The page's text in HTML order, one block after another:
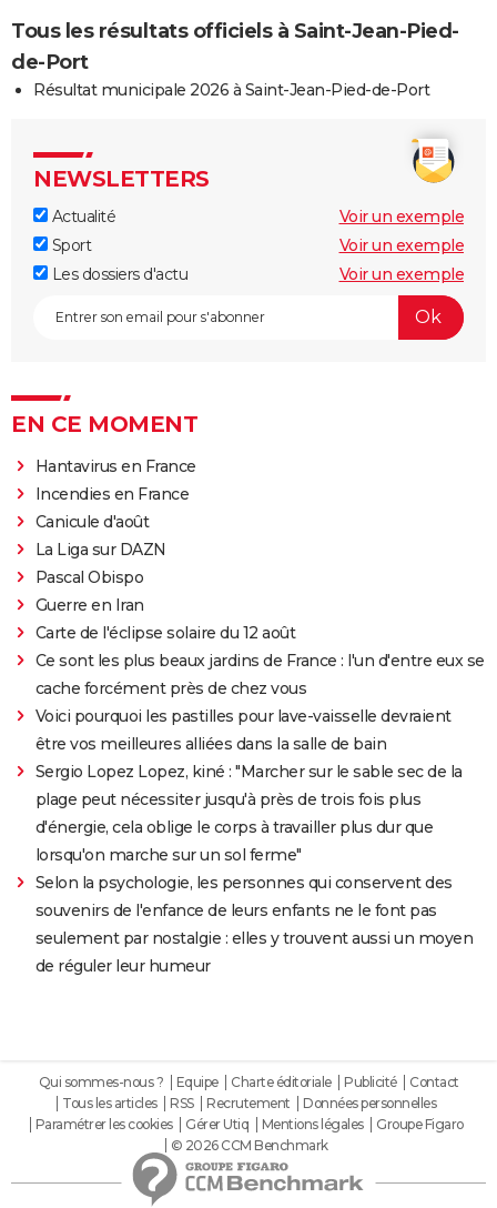
Tous les résultats officiels à Saint-Jean-Pied-
de-Port
Résultat municipale 2026 à Saint-Jean-Pied-de-Port
NEWSLETTERS
Actualité
Voir un exemple
Sport
Voir un exemple
Les dossiers d'actu
Voir un exemple
EN CE MOMENT
Hantavirus en France
Incendies en France
Canicule d'août
La Liga sur DAZN
Pascal Obispo
Guerre en Iran
Carte de l'éclipse solaire du 12 août
Ce sont les plus beaux jardins de France : l'un d'entre eux se
cache forcément près de chez vous
Voici pourquoi les pastilles pour lave-vaisselle devraient
être vos meilleures alliées dans la salle de bain
Sergio Lopez Lopez, kiné : "Marcher sur le sable sec de la
plage peut nécessiter jusqu'à près de trois fois plus
d'énergie, cela oblige le corps à travailler plus dur que
lorsqu'on marche sur un sol ferme"
Selon la psychologie, les personnes qui conservent des
souvenirs de l'enfance de leurs enfants ne le font pas
seulement par nostalgie : elles y trouvent aussi un moyen
de réguler leur humeur
Qui sommes-nous ? Equipe Charte éditoriale Publicité
Contact
Tous les articles
RSS Recrutement
Données personnelles
Paramétrer les cookies
Gérer Utiq Mentions légales
Groupe Figaro
© 2026 CCM Benchmark